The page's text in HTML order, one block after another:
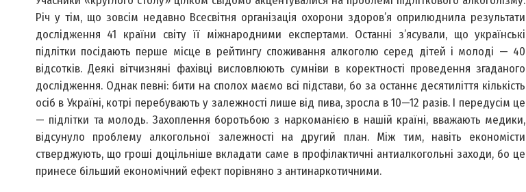
Річ у тім, що зовсім недавно Всесвітня організація охорони здоров’я оприлюднила результати
дослідження 41 країни світу її міжнародними експертами. Останні з’ясували, що українські
підлітки посідають перше місце в рейтингу споживання алкоголю серед дітей і молоді — 40
відсотків. Деякі вітчизняні фахівці висловлюють сумніви в коректності проведення згаданого
дослідження. Однак певні: бити на сполох маємо всі підстави, бо за останнє десятиліття кількість
осіб в Україні, котрі перебувають у залежності лише від пива, зросла в 10—12 разів. І передусім це
— підлітки та молодь. Захоплення боротьбою з наркоманією в нашій країні, вважають медики,
відсунуло проблему алкогольної залежності на другий план. Між тим, навіть економісти
стверджують, що гроші доцільніше вкладати саме в профілактичні антиалкогольні заходи, бо це
принесе більший економічний ефект порівняно з антинаркотичними.